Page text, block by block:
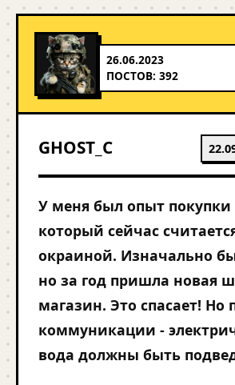
26.06.2023
ПОСТОВ: 392
GHOST_C
У меня был опыт покупки
который сейчас
окраиной. Изначально
но за год пришла новая
магазин. Это спасает! Но
коммуникации -
вода должны быть